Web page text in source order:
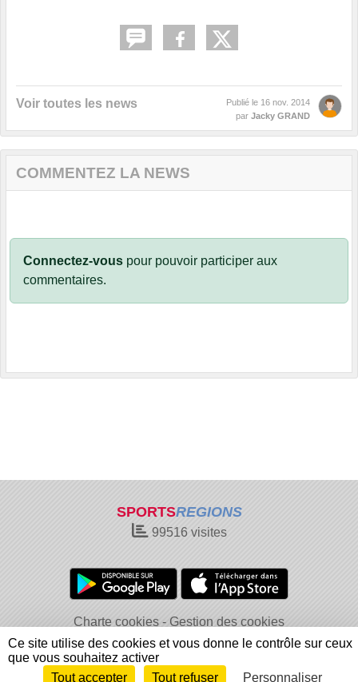
Voir toutes les news Publié le 16 nov. 2014
par Jacky GRAND
COMMENTEZ LA NEWS
Connectez-vous pour pouvoir participer aux
commentaires.
SPORTSREGIONS
99516visites
Charte cookies
Gestion des cookies
Informations légales
Signaler un contenu inapproprié
Envie de participer ? Connexion
Ce site utilise des cookies et vous donne le contrôle sur ceux
que vous souhaitez activer
Tout accepter
Tout refuser Personnaliser